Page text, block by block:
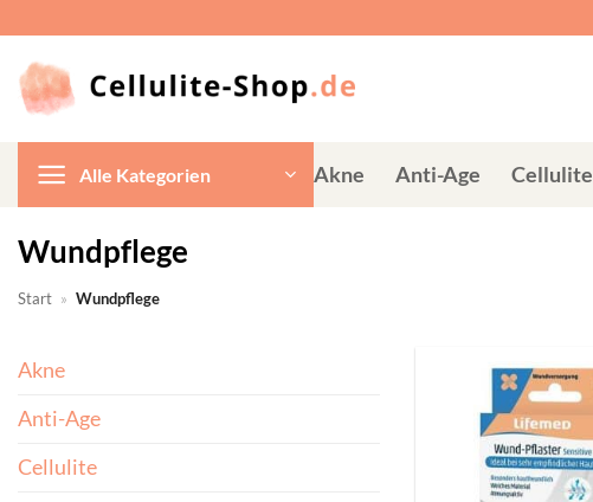
springen
Alle Kategorien Akne Anti-Age Cellulite
Wundpflege
Start » Wundpflege
Akne
Anti-Age
Cellulite